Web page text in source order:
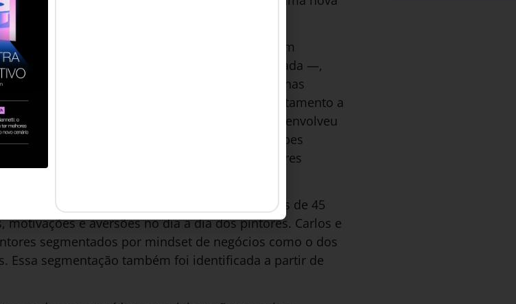
aplicadas, como Matriz CSD, entrevista com
de mais de uma hora e forma semiestruturada —,
modernas, mapa de jornada do cliente, personas
pintores segmentados por padrão de comportamento a
psicográficos e comportamentais. O processo envolveu
atendimento ao cliente e comercial, equipes
comunicação, design e negócios. Os pintores
com a empresa.
Carlos e Rinaldo. Elas foram construídas depois de 45
e aversões no dia a dia dos pintores. Carlos e
segmentados por mindset de negócios como o dos
Essa segmentação também foi identificada a partir de